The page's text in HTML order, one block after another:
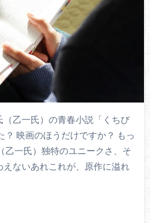
乙一氏）の青春小説「くちび
？ 映画のほうだけですか？ もっ
乙一氏）独特のユニークさ、そ
えないあれこれが、原作に溢れ